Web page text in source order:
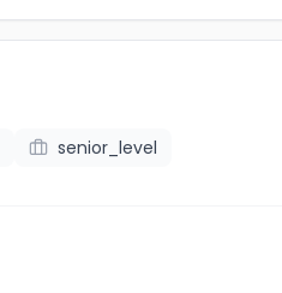
senior_level